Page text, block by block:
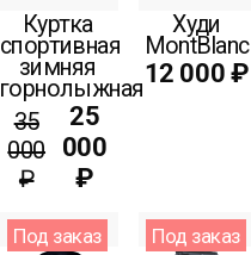
Куртка
спортивная
зимняя
горнолыжная
35
000
₽
25
000
₽
Худи
MontBlanc
12 000 ₽
Под заказ Под заказ